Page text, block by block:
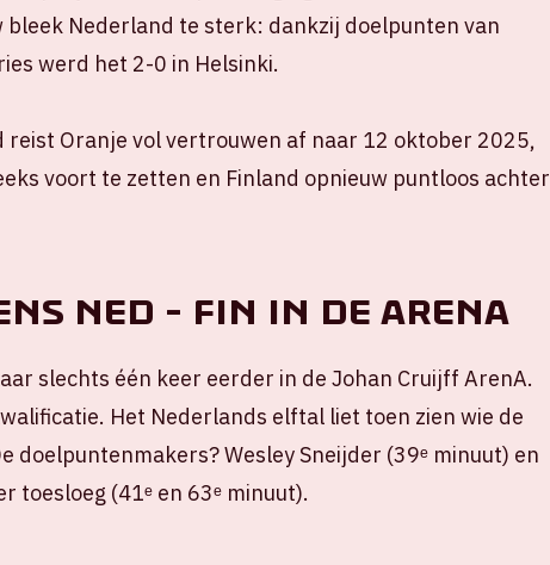
Nederland te sterk: dankzij doelpunten van
werd het 2-0 in Helsinki.
reist Oranje vol vertrouwen af naar 12 oktober 2025,
voort te zetten en Finland opnieuw puntloos achter
NED - FIN in de ArenA
slechts één keer eerder in de Johan Cruijff ArenA.
Het Nederlands elftal liet toen zien wie de
doelpuntenmakers? Wesley Sneijder (39ᵉ minuut) en
toesloeg (41ᵉ en 63ᵉ minuut).